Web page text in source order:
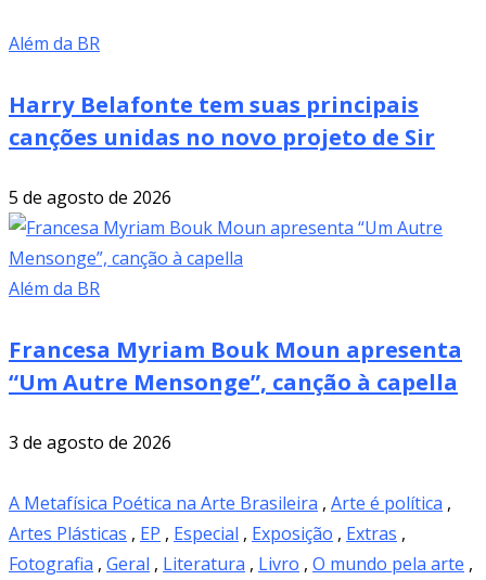
Além da BR
Harry Belafonte tem suas principais
canções unidas no novo projeto de Sir
5 de agosto de 2026
Além da BR
Francesa Myriam Bouk Moun apresenta
“Um Autre Mensonge”, canção à capella
3 de agosto de 2026
A Metafísica Poética na Arte Brasileira , Arte é política ,
Artes Plásticas , EP , Especial , Exposição , Extras ,
Fotografia , Geral , Literatura , Livro , O mundo pela arte ,